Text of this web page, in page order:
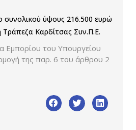
συνολικού ύψους 216.500 ευρώ
Τράπεζα Καρδίτσας Συν.Π.Ε.
Εμπορίου του Υπουργείου
της παρ. 6 του άρθρου 2